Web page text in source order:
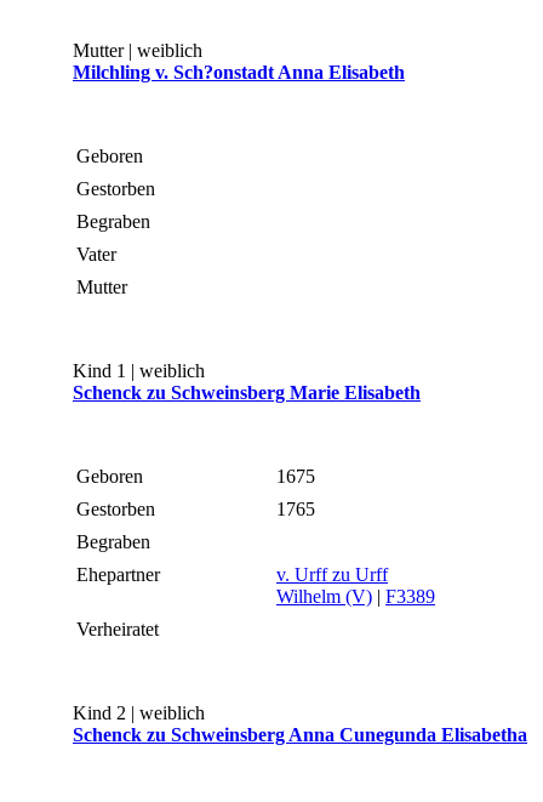
Mutter | weiblich
Milchling v. Sch?onstadt Anna Elisabeth
Geboren
Gestorben
Begraben
Vater
Mutter
Kind 1 | weiblich
Schenck zu Schweinsberg Marie Elisabeth
Geboren
1675
Gestorben
1765
Begraben
Ehepartner
v. Urff zu Urff
Wilhelm (V) | F3389
Verheiratet
Kind 2 | weiblich
Schenck zu Schweinsberg Anna Cunegunda Elisabetha